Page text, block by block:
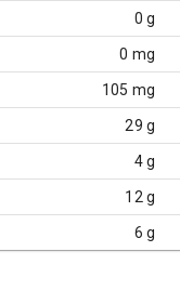
0 g
0 mg
105 mg
29 g
4 g
12 g
6 g